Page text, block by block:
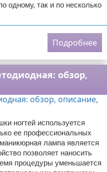
одному, так и по несколько
Подробнее
обзор,
ногтей используется
ее профессиональных
лампа является
позволяет наносить
процедуры уменьшается